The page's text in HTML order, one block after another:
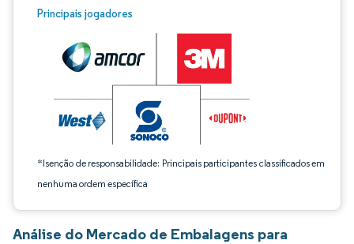
Principais jogadores
*Isenção de responsabilidade: Principais participantes classificados em
nenhuma ordem específica
Imagem © Mordor Intelligence. O reuso requer atribuição conforme CC BY 4.0.
Análise do Mercado de Embalagens para